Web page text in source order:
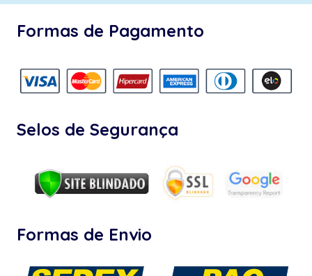
Formas de Pagamento
Selos de Segurança
Formas de Envio